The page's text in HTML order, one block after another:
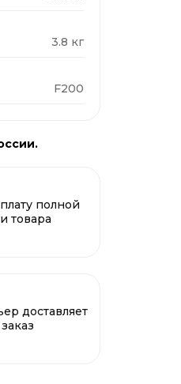
3.8 кг
F200
полной
товара
доставляет